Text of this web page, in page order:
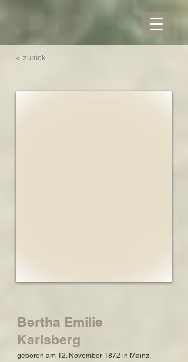
< zurück
Bertha Emilie
Karlsberg
geboren am 12. November 1872 in Mainz,